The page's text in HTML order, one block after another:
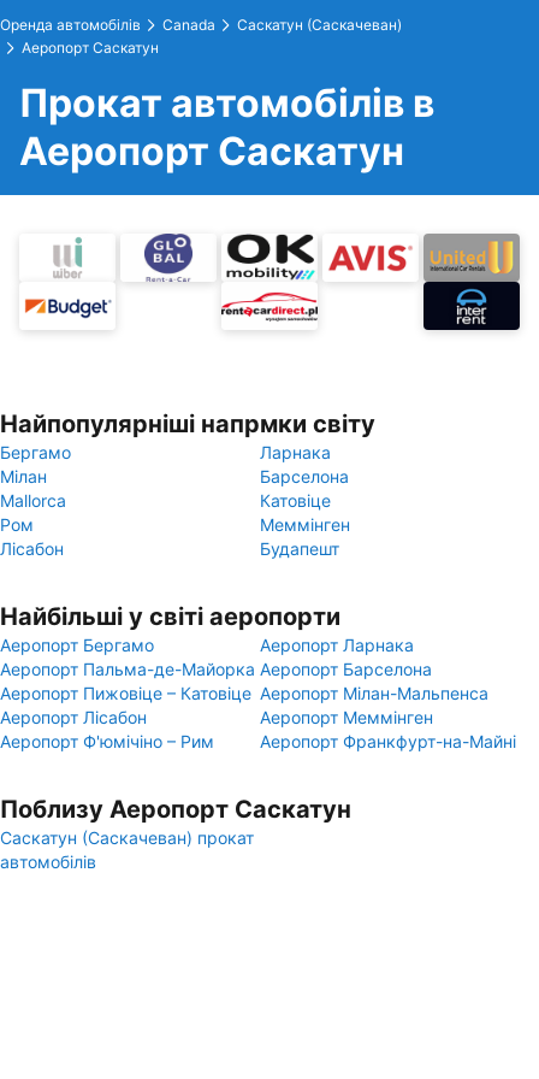
Оренда автомобілів Canada
Саскатун (Саскачеван)
Аеропорт Саскатун
Прокат автомобілів в
Аеропорт Саскатун
Найпопулярніші напрмки світу
Бергамо
Ларнака
Мілан
Барселона
Mallorca
Катовіце
Ром
Меммінген
Лісабон
Будапешт
Найбільші у світі аеропорти
Аеропорт Бергамо
Аеропорт Ларнака
Аеропорт Пальма-де-Майорка Аеропорт Барселона
Аеропорт Пижовіце – Катовіце Аеропорт Мілан-Мальпенса
Аеропорт Лісабон
Аеропорт Меммінген
Аеропорт Ф'юмічіно – Рим
Аеропорт Франкфурт-на-Майні
Поблизу Аеропорт Саскатун
Саскатун (Саскачеван) прокат
автомобілів